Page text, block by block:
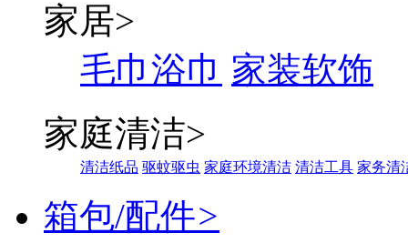
家居>
毛巾浴巾 家装软饰
家庭清洁>
清洁纸品 驱蚊驱虫 家庭环境清洁 清洁工具 家务清
箱包/配件>